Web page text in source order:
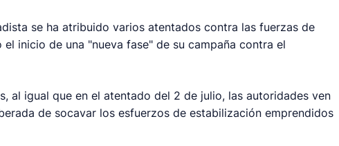
se ha atribuido varios atentados contra las fuerzas de
inicio de una "nueva fase" de su campaña contra el
al igual que en el atentado del 2 de julio, las autoridades ven
de socavar los esfuerzos de estabilización emprendidos